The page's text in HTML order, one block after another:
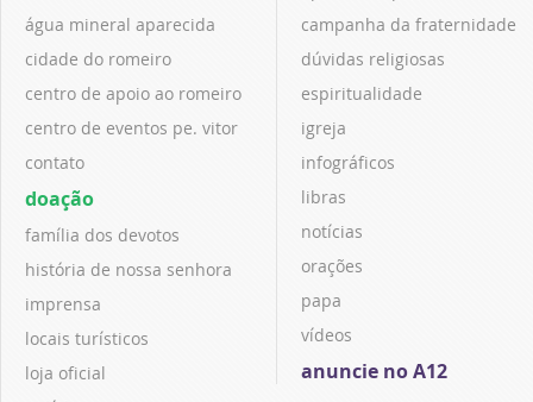
água mineral aparecida
cidade do romeiro
centro de apoio ao romeiro
centro de eventos pe. vitor
contato
doação
família dos devotos
história de nossa senhora
imprensa
locais turísticos
loja oficial
campanha da fraternidade
dúvidas religiosas
espiritualidade
igreja
infográficos
libras
notícias
orações
papa
vídeos
anuncie no A12